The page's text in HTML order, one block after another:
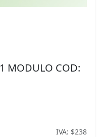
MODULO COD:
IVA: $238